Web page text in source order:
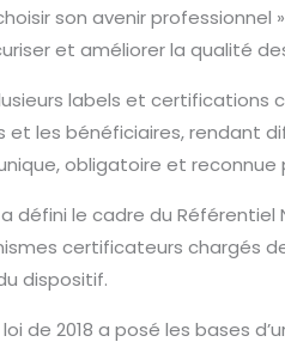
son avenir
et améliorer la qualité
labels et certifications
et les bénéficiaires, rendant
obligatoire et reconnue
a défini le cadre du
certificateurs chargés
dispositif.
loi de 2018 a posé les bases